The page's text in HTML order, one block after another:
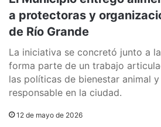
a protectoras y
de Río Grande
La iniciativa se concretó junto a
forma parte de un trabajo
las políticas de bienestar animal
responsable en la ciudad.
12 de mayo de 2026